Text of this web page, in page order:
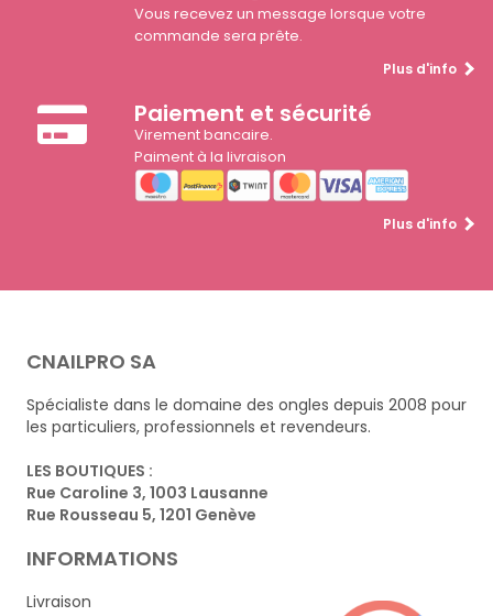
Vous recevez un message lorsque votre
commande sera prête.
Plus d'info
Paiement et sécurité
Virement bancaire.
Paiment à la livraison
Plus d'info
CNAILPRO SA
Spécialiste dans le domaine des ongles depuis 2008 pour
les particuliers, professionnels et revendeurs.
LES BOUTIQUES :
Rue Caroline 3, 1003 Lausanne
Rue Rousseau 5, 1201 Genève
INFORMATIONS
Livraison